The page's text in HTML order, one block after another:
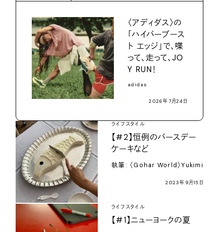
〈アディダス〉の
「ハイパーブース
ト エッジ」で、喋
って、走って、JO
Y RUN！
adidas
2026年7月24日
ライフスタイル
【#2】恒例のバースデー
ケーキなど
執筆: 〈Gohar World〉Yukimi
2023年9月15日
ライフスタイル
【#1】ニューヨークの夏